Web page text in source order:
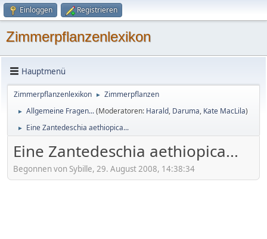
Einloggen Registrieren
Zimmerpflanzenlexikon
Hauptmenü
Zimmerpflanzenlexikon ► Zimmerpflanzen
► Allgemeine Fragen...(Moderatoren: Harald, Daruma, Kate MacLila)
► Eine Zantedeschia aethiopica...
Eine Zantedeschia aethiopica...
Begonnen von Sybille, 29. August 2008, 14:38:34